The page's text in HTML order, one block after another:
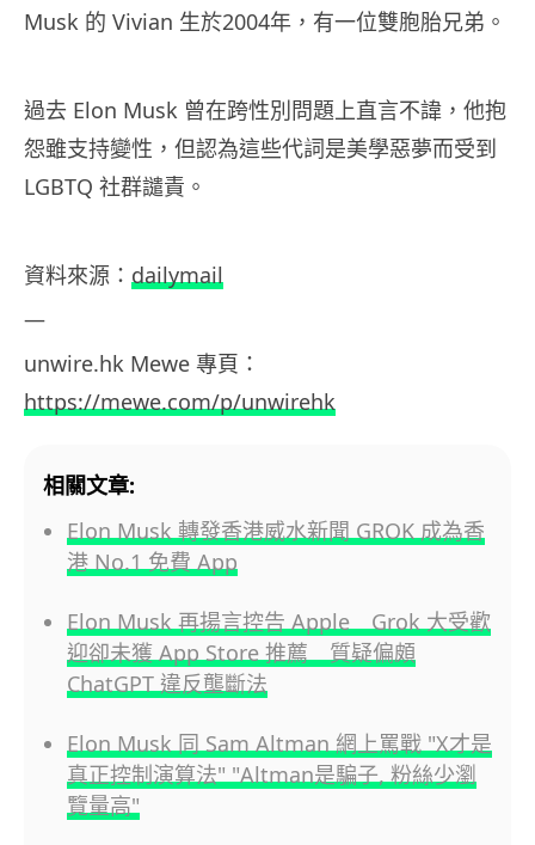
Musk 的 Vivian 生於2004年，有一位雙胞胎兄弟。
過去 Elon Musk 曾在跨性別問題上直言不諱，他抱
怨雖支持變性，但認為這些代詞是美學惡夢而受到
LGBTQ 社群譴責。
資料來源： dailymail
—
unwire.hk Mewe 專頁：
https://mewe.com/p/unwirehk
相關文章:
Elon Musk 轉發香港威水新聞 GROK 成為香
港 No.1 免費 App
Elon Musk 再揚言控告 Apple Grok 大受歡
迎卻未獲 App Store 推薦 質疑偏頗
ChatGPT 違反壟斷法
Elon Musk 同 Sam Altman 網上罵戰 "X才是
真正控制演算法" "Altman是騙子, 粉絲少瀏
覽量高"